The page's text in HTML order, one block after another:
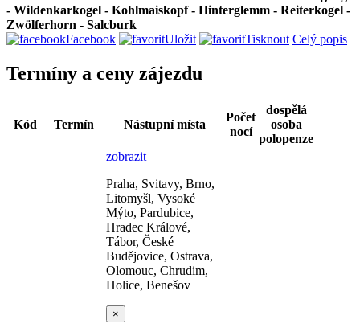
- Wildenkarkogel - Kohlmaiskopf - Hinterglemm - Reiterkogel -
Zwölferhorn - Salcburk
Facebook
Uložit Tisknout Celý popis
Termíny a ceny zájezdu
Kód Termín Nástupní místa
Počet
nocí
dospělá
osoba
polopenze
zobrazit
Praha, Svitavy, Brno,
Litomyšl, Vysoké
Mýto, Pardubice,
Hradec Králové,
Tábor, České
Budějovice, Ostrava,
Olomouc, Chrudim,
Holice, Benešov
×